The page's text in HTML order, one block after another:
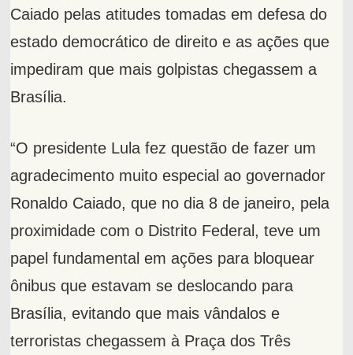
Caiado pelas atitudes tomadas em defesa do
estado democrático de direito e as ações que
impediram que mais golpistas chegassem a
Brasília.
“O presidente Lula fez questão de fazer um
agradecimento muito especial ao governador
Ronaldo Caiado, que no dia 8 de janeiro, pela
proximidade com o Distrito Federal, teve um
papel fundamental em ações para bloquear
ônibus que estavam se deslocando para
Brasília, evitando que mais vândalos e
terroristas chegassem à Praça dos Três